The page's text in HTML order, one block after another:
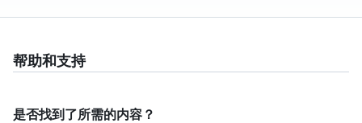
帮助和支持
是否找到了所需的内容？